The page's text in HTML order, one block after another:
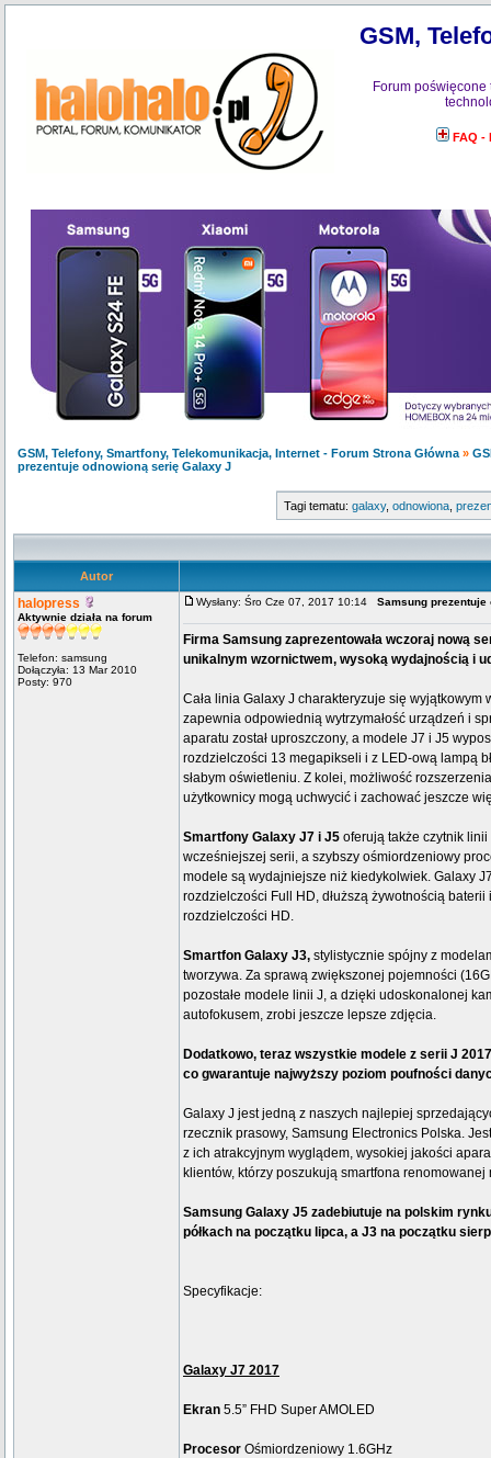
GSM,
Forum
FAQ -
GSM, Telefony, Smartfony, Telekomunikacja, Internet - Forum Strona Główna »
prezentuje odnowioną serię Galaxy J
Tagi tematu: galaxy, odnowiona,
Autor
halopress
Aktywnie działa na forum
Telefon: samsung
Dołączyła: 13 Mar 2010
Posty: 970
Wysłany: Śro Cze 07, 2017 10:14 Samsung
Firma Samsung zaprezentowała wczoraj nową
unikalnym wzornictwem, wysoką wydajnością i
Cała linia Galaxy J charakteryzuje się
zapewnia odpowiednią wytrzymałość urządzeń i
aparatu został uproszczony, a modele J7 i J5
rozdzielczości 13 megapikseli i z LED-ową lampą
słabym oświetleniu. Z kolei, możliwość
użytkownicy mogą uchwycić i zachować jeszcze
Smartfony Galaxy J7 i J5 oferują także czytnik
wcześniejszej serii, a szybszy ośmiordzeniowy
modele są wydajniejsze niż kiedykolwiek. Galaxy
rozdzielczości Full HD, dłuższą żywotnością
rozdzielczości HD.
Smartfon Galaxy J3, stylistycznie spójny z
tworzywa. Za sprawą zwiększonej pojemności
pozostałe modele linii J, a dzięki udoskonalonej
autofokusem, zrobi jeszcze lepsze zdjęcia.
Dodatkowo, teraz wszystkie modele z serii J
co gwarantuje najwyższy poziom poufności
Galaxy J jest jedną z naszych najlepiej
rzecznik prasowy, Samsung Electronics Polska.
z ich atrakcyjnym wyglądem, wysokiej jakości
klientów, którzy poszukują smartfona
Samsung Galaxy J5 zadebiutuje na polskim
półkach na początku lipca, a J3 na początku
Specyfikacje:
Galaxy J7 2017
Ekran 5.5” FHD Super AMOLED
Procesor Ośmiordzeniowy 1.6GHz